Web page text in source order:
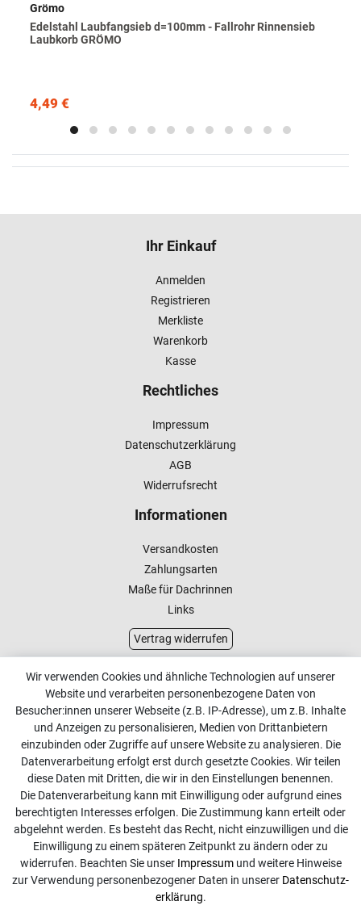
Grömo
Edelstahl Laubfangsieb d=100mm - Fallrohr Rinnensieb
Laubkorb GRÖMO
4,49 €
Ihr Einkauf
Anmelden
Registrieren
Merkliste
Warenkorb
Kasse
Rechtliches
Impressum
Datenschutzerklärung
AGB
Widerrufsrecht
Informationen
Versandkosten
Zahlungsarten
Maße für Dachrinnen
Links
Vertrag widerrufen
Kundenservice
Kontakt
Online Retourenservice
Kontakt
info@dachdecker-shop.de
+49 3501 507295
Montag - Freitag, 08:00 - 16:00
Anrufe aus dem dt. Festnetz zum Ortstarif, Preise aus dem
Mobilfunknetz ggf. abweichend (abhängig vom Provider).
Wir verwenden Cookies und ähnliche Technologien auf unserer
Website und verarbeiten personenbezogene Daten von
Besucher:innen unserer Webseite (z.B. IP-Adresse), um z.B. Inhalte
und Anzeigen zu personalisieren, Medien von Drittanbietern
einzubinden oder Zugriffe auf unsere Website zu analysieren. Die
Datenverarbeitung erfolgt erst durch gesetzte Cookies. Wir teilen
diese Daten mit Dritten, die wir in den Einstellungen benennen.
Die Datenverarbeitung kann mit Einwilligung oder aufgrund eines
berechtigten Interesses erfolgen. Die Zustimmung kann erteilt oder
abgelehnt werden. Es besteht das Recht, nicht einzuwilligen und die
Einwilligung zu einem späteren Zeitpunkt zu ändern oder zu
widerrufen. Beachten Sie unser Impressumund weitere Hinweise
zur Verwendung personenbezogener Daten in unserer Daten­schutz­
erklärung.